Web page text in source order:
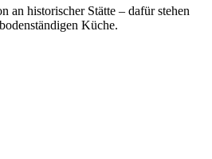
an historischer Stätte – dafür stehen
Küche.